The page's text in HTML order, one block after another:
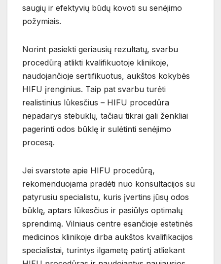
saugių ir efektyvių būdų kovoti su senėjimo
požymiais.
Norint pasiekti geriausių rezultatų, svarbu
procedūrą atlikti kvalifikuotoje klinikoje,
naudojančioje sertifikuotus, aukštos kokybės
HIFU įrenginius. Taip pat svarbu turėti
realistinius lūkesčius – HIFU procedūra
nepadarys stebuklų, tačiau tikrai gali ženkliai
pagerinti odos būklę ir sulėtinti senėjimo
procesą.
Jei svarstote apie HIFU procedūrą,
rekomenduojama pradėti nuo konsultacijos su
patyrusiu specialistu, kuris įvertins jūsų odos
būklę, aptars lūkesčius ir pasiūlys optimalų
sprendimą. Vilniaus centre esančioje estetinės
medicinos klinikoje dirba aukštos kvalifikacijos
specialistai, turintys ilgametę patirtį atliekant